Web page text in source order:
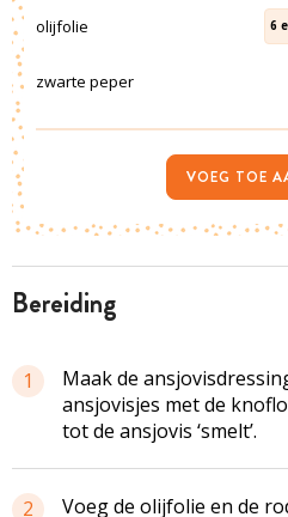
bereiding
1
Maak de
ansjovisjes met de
tot de ansjovis ‘smelt’.
2 Voeg de olijfolie en de
olijfolie 6
zwarte peper
VOEG TOE